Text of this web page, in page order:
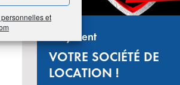
et
Holy Rent
VOTRE SOCIÉTÉ DE
LOCATION !